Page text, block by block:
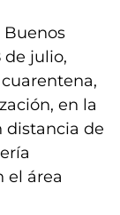
Buenos
de julio,
en la
distancia de
el área